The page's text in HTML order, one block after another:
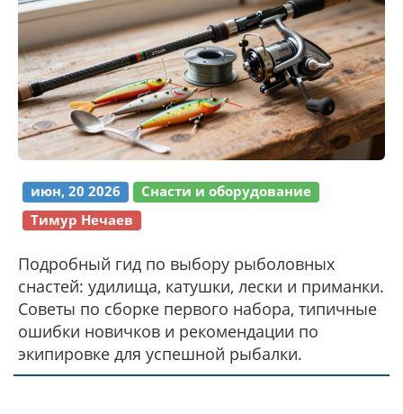
июн, 20 2026
Снасти и оборудование
Тимур Нечаев
Подробный гид по выбору рыболовных
снастей: удилища, катушки, лески и приманки.
Советы по сборке первого набора, типичные
ошибки новичков и рекомендации по
экипировке для успешной рыбалки.